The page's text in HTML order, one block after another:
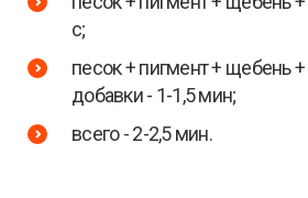
с;
песок + пигмент + щебень
добавки - 1-1,5 мин;
всего - 2-2,5 мин.